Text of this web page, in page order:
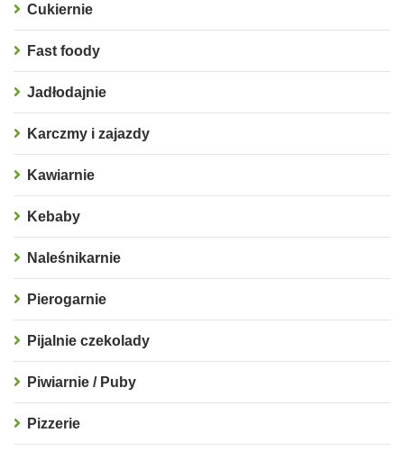
Cukiernie
Fast foody
Jadłodajnie
Karczmy i zajazdy
Kawiarnie
Kebaby
Naleśnikarnie
Pierogarnie
Pijalnie czekolady
Piwiarnie / Puby
Pizzerie